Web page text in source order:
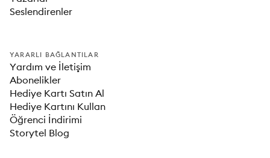
Seslendirenler
YARARLI BAĞLANTILAR
Yardım ve İletişim
Abonelikler
Hediye Kartı Satın Al
Hediye Kartını Kullan
Öğrenci İndirimi
Storytel Blog